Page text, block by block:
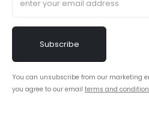
You can unsubscribe from our marketing
you agree to our email terms and